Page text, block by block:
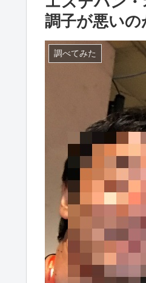
調子が悪いの
調べてみた